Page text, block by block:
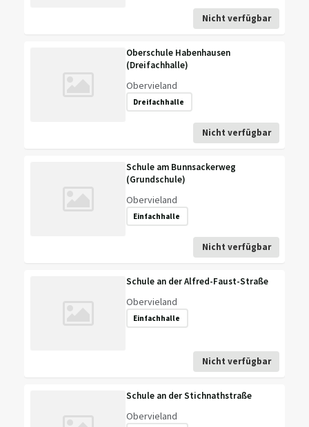
Nicht verfügbar
Oberschule Habenhausen
(Dreifachhalle)
Obervieland
Dreifachhalle
Nicht verfügbar
Schule am Bunnsackerweg
(Grundschule)
Obervieland
Einfachhalle
Nicht verfügbar
Schule an der Alfred-Faust-Straße
Obervieland
Einfachhalle
Nicht verfügbar
Schule an der Stichnathstraße
Obervieland